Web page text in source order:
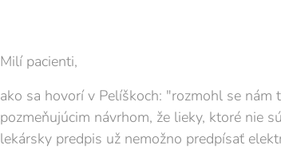
Milí pacienti,
ako sa hovorí v Pelíškoch: "rozmohl se nám
pozmeňujúcim návrhom, že lieky, ktoré nie
lekársky predpis už nemožno predpísať